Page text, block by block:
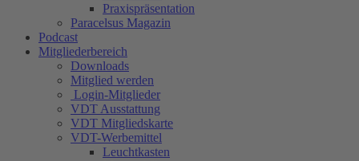
Praxispräsentation
Paracelsus Magazin
Podcast
Mitgliederbereich
Downloads
Mitglied werden
Login-Mitglieder
VDT Ausstattung
VDT Mitgliedskarte
VDT-Werbemittel
Leuchtkasten